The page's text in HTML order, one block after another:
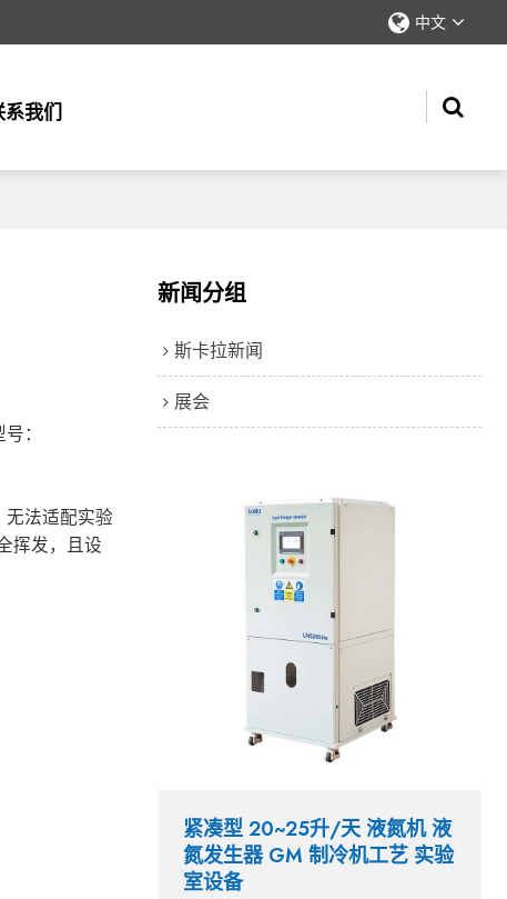
中文
系我们
：
无法适配实验
挥发，且设
新闻分组
斯卡拉新闻
展会
紧凑型 20~25升/天 液氮机 液
氮发生器 GM 制冷机工艺 实验
室设备